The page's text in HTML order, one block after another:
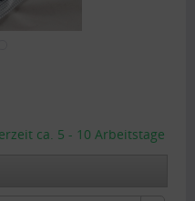
ca. 5 - 10 Arbeitstage